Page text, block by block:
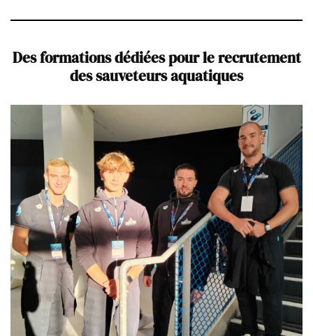
Des formations dédiées pour le recrutement
des sauveteurs aquatiques